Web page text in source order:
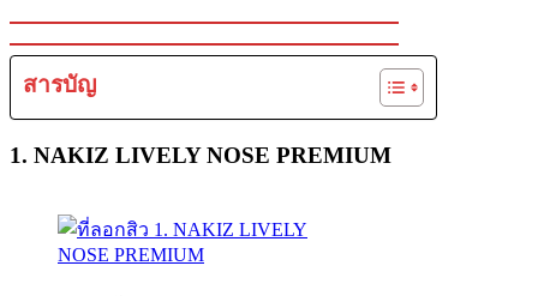
สารบัญ
1. NAKIZ LIVELY NOSE PREMIUM